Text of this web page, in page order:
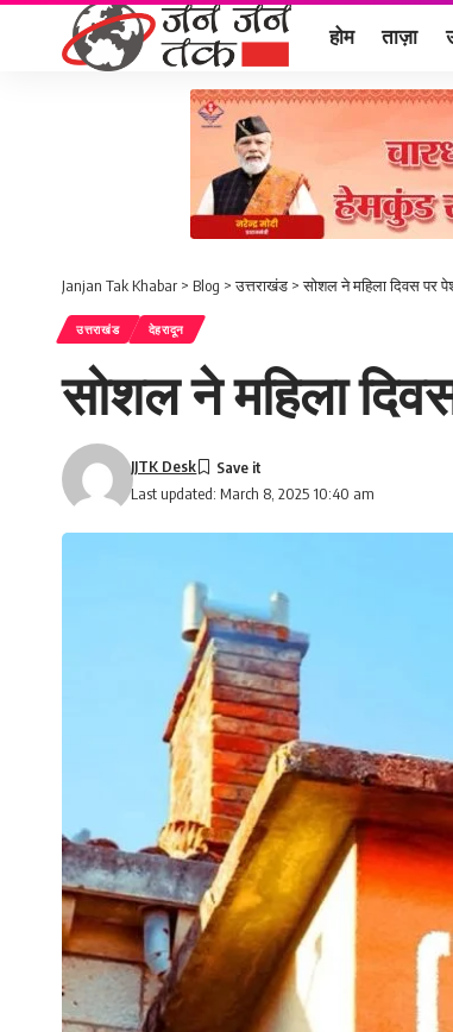
होम ताज़ा
Janjan Tak Khabar > Blog >उत्तराखंड >सोशल ने महिला दिवस पर
उत्तराखंड देहरादून
सोशल ने महिला
Last updated: March 8, 2025 10:40 am
JJTK Desk